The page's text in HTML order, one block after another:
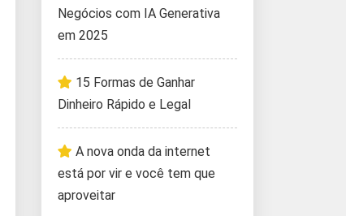
Negócios com IA Generativa
em 2025
15 Formas de Ganhar
Dinheiro Rápido e Legal
A nova onda da internet
está por vir e você tem que
aproveitar